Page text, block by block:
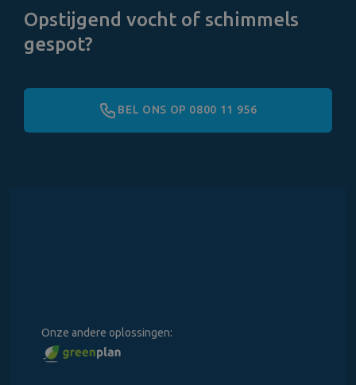
Opstijgend vocht of schimmels
gespot?
BEL ONS OP 0800 11 956
Onze andere oplossingen: